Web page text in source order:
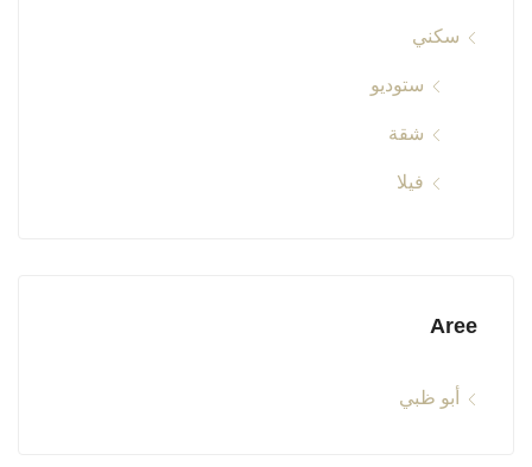
سكني
ستوديو
شقة
فيلا
Aree
أبو ظبي